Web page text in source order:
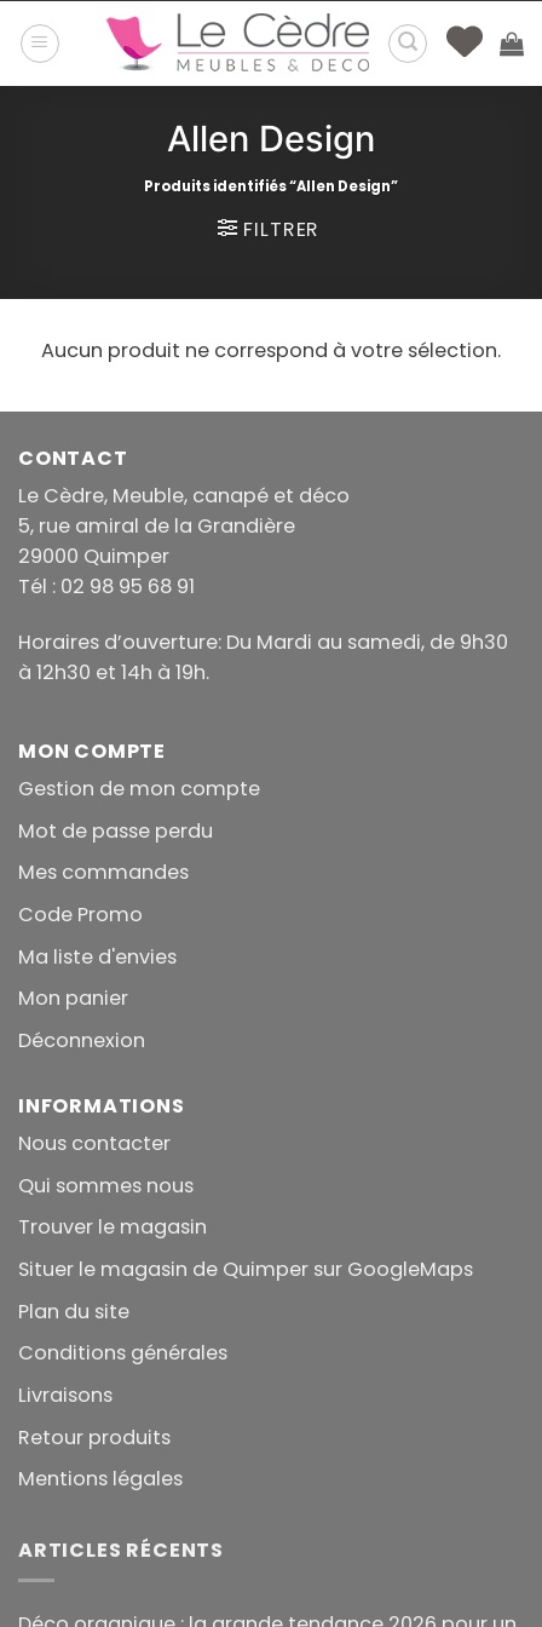
au
Allen Design
Produits identifiés “Allen Design”
FILTRER
Aucun produit ne correspond à votre sélection.
CONTACT
Le Cèdre, Meuble, canapé et déco
5, rue amiral de la Grandière
29000 Quimper
Tél : 02 98 95 68 91
Horaires d’ouverture: Du Mardi au samedi, de 9h30
à 12h30 et 14h à 19h.
MON COMPTE
Gestion de mon compte
Mot de passe perdu
Mes commandes
Code Promo
Ma liste d'envies
Mon panier
Déconnexion
INFORMATIONS
Nous contacter
Qui sommes nous
Trouver le magasin
Situer le magasin de Quimper sur GoogleMaps
Plan du site
Conditions générales
Livraisons
Retour produits
Mentions légales
ARTICLES RÉCENTS